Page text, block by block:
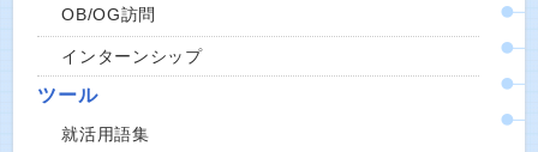
OB/OG訪問
インターンシップ
ツール
就活用語集